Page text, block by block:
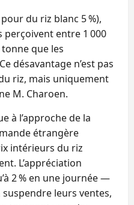
du riz blanc 5 %),
entre 1 000
que les
désavantage n’est pas
riz, mais uniquement
M. Charoen.
à l’approche de la
étrangère
intérieurs du riz
L’appréciation
2 % en une journée —
leurs ventes,